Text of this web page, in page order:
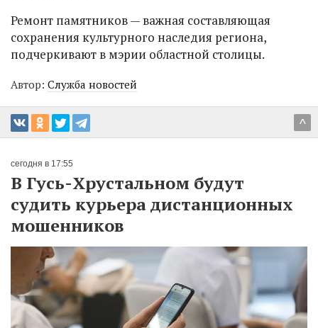
Ремонт памятников — важная составляющая
сохранения культурного наследия региона,
подчеркивают в мэрии областной столицы.
Автор: Служба новостей
^
сегодня в 17:55
В Гусь-Хрустальном будут
судить курьера дистанционных
мошенников